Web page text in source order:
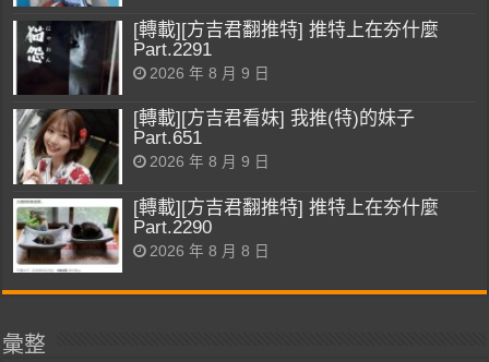
[轉載][方吉君翻推特] 推特上在夯什麼
Part.2291
2026 年 8 月 9 日
[轉載][方吉君看妹] 我推(特)的妹子
Part.651
2026 年 8 月 9 日
[轉載][方吉君翻推特] 推特上在夯什麼
Part.2290
2026 年 8 月 8 日
彙整